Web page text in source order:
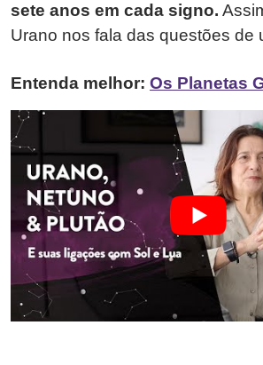
sete anos em cada signo.
Urano nos fala das questões de
Entenda melhor: Os Planetas